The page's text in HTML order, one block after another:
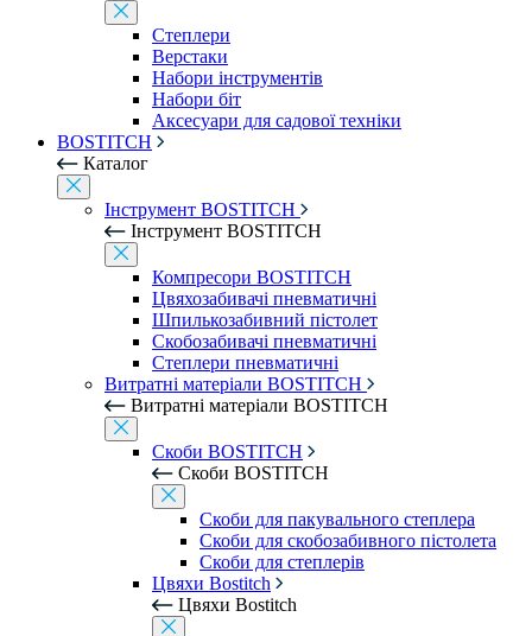
Степлери
Верстаки
Набори інструментів
Набори біт
Аксесуари для садової техніки
BOSTITCH
Каталог
Інструмент BOSTITCH
Інструмент BOSTITCH
Компресори BOSTITCH
Цвяхозабивачі пневматичні
Шпилькозабивний пістолет
Скобозабивачі пневматичні
Степлери пневматичні
Витратні матеріали BOSTITCH
Витратні матеріали BOSTITCH
Скоби BOSTITCH
Скоби BOSTITCH
Скоби для пакувального степлера
Скоби для скобозабивного пістолета
Скоби для степлерів
Цвяхи Bostitch
Цвяхи Bostitch